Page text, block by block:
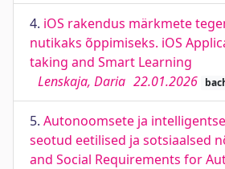
4. iOS rakendus märkmete
nutikaks õppimiseks. iOS
taking and Smart Learning
Lenskaja, Daria 22.01.2026
5. Autonoomsete ja
seotud eetilised ja sotsiaalsed
and Social Requirements for